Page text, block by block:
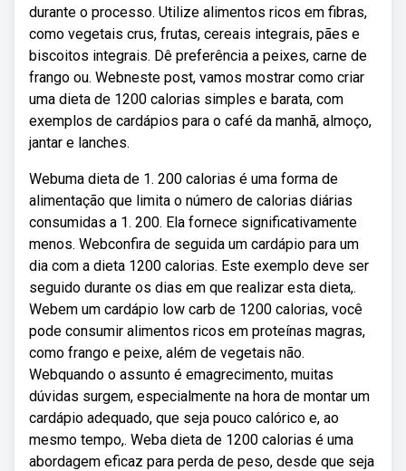
durante o processo. Utilize alimentos ricos em fibras,
como vegetais crus, frutas, cereais integrais, pães e
biscoitos integrais. Dê preferência a peixes, carne de
frango ou. Webneste post, vamos mostrar como criar
uma dieta de 1200 calorias simples e barata, com
exemplos de cardápios para o café da manhã, almoço,
jantar e lanches.
Webuma dieta de 1. 200 calorias é uma forma de
alimentação que limita o número de calorias diárias
consumidas a 1. 200. Ela fornece significativamente
menos. Webconfira de seguida um cardápio para um
dia com a dieta 1200 calorias. Este exemplo deve ser
seguido durante os dias em que realizar esta dieta,.
Webem um cardápio low carb de 1200 calorias, você
pode consumir alimentos ricos em proteínas magras,
como frango e peixe, além de vegetais não.
Webquando o assunto é emagrecimento, muitas
dúvidas surgem, especialmente na hora de montar um
cardápio adequado, que seja pouco calórico e, ao
mesmo tempo,. Weba dieta de 1200 calorias é uma
abordagem eficaz para perda de peso, desde que seja